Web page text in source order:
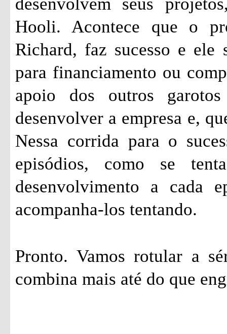
Hooli. Acontece que o
Richard, faz sucesso e ele
para financiamento ou
apoio dos outros
desenvolver a empresa e,
Nessa corrida para o
episódios, como se
desenvolvimento a cada
acompanha-los tentando.
Pronto. Vamos rotular a
combina mais até do que